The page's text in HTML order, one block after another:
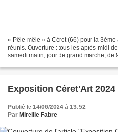
« Pêle-mêle » à Céret (66) pour la
réunis. Ouverture : tous les après-midi
samedi matin, jour de grand marché, de
Exposition Céret'Art 2024
Publié le 14/06/2024 à 13:52
Par Mireille Fabre